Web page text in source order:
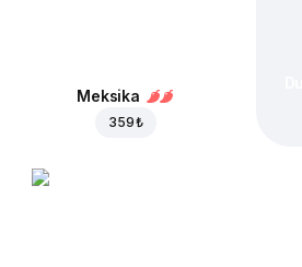
Meksika
359 ₺